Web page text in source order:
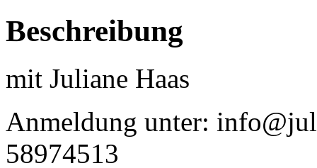
Beschreibung
mit Juliane Haas
Anmeldung unter:
58974513